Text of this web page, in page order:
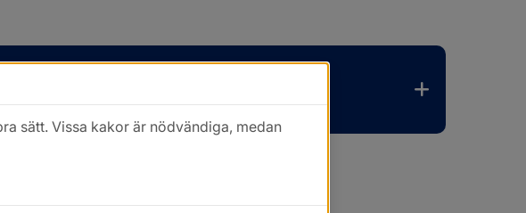
i nytt fönster.
sätt. Vissa kakor är nödvändiga, medan